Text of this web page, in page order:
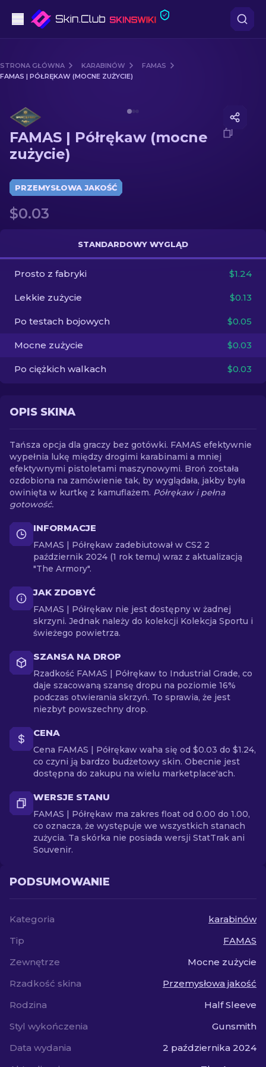
Średni poziom
karabinów
karabinów snajperskich
rękawiczek
Inne
PL
STRONA GŁÓWNA KARABINÓW
FAMAS
FAMAS | PÓŁRĘKAW (MOCNE ZUŻYCIE)
FAMAS | Półrękaw (mocne
zużycie)
PRZEMYSŁOWA JAKOŚĆ
$0.03
STANDARDOWY WYGLĄD
Prosto z fabryki $1.24
Lekkie zużycie $0.13
Po testach bojowych $0.05
Mocne zużycie $0.03
Po ciężkich walkach $0.03
OPIS SKINA
Tańsza opcja dla graczy bez gotówki. FAMAS efektywnie
wypełnia lukę między drogimi karabinami a mniej
efektywnymi pistoletami maszynowymi. Broń została
ozdobiona na zamówienie tak, by wyglądała, jakby była
owinięta w kurtkę z kamuflażem. Półrękaw i pełna
gotowość.
INFORMACJE
FAMAS | Półrękaw zadebiutował w CS2 2
październik 2024 (1 rok temu) wraz z aktualizacją
"The Armory".
JAK ZDOBYĆ
FAMAS | Półrękaw nie jest dostępny w żadnej
skrzyni. Jednak należy do kolekcji Kolekcja Sportu i
świeżego powietrza.
SZANSA NA DROP
Rzadkość FAMAS | Półrękaw to Industrial Grade, co
daje szacowaną szansę dropu na poziomie 16%
podczas otwierania skrzyń. To sprawia, że jest
niezbyt powszechny drop.
CENA
Cena FAMAS | Półrękaw waha się od $0.03 do $1.24,
co czyni ją bardzo budżetowy skin. Obecnie jest
dostępna do zakupu na wielu marketplace'ach.
WERSJE STANU
FAMAS | Półrękaw ma zakres float od 0.00 do 1.00,
co oznacza, że występuje we wszystkich stanach
zużycia. Ta skórka nie posiada wersji StatTrak ani
Souvenir.
PODSUMOWANIE
Kategoria
karabinów
Tip
FAMAS
Zewnętrze
Mocne zużycie
Rzadkość skina
Przemysłowa jakość
Rodzina
Half Sleeve
Styl wykończenia
Gunsmith
Data wydania
2 października 2024